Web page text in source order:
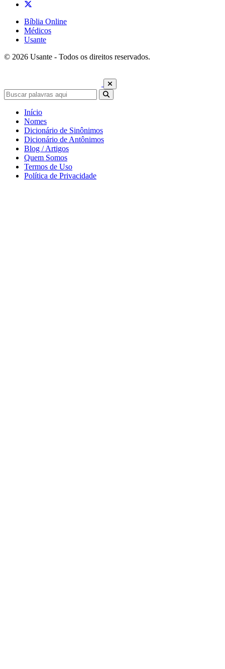
Bíblia Online
Médicos
Usante
© 2026 Usante - Todos os direitos reservados.
Início
Nomes
Dicionário de Sinônimos
Dicionário de Antônimos
Blog / Artigos
Quem Somos
Termos de Uso
Política de Privacidade